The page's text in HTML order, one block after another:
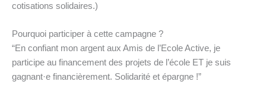
cotisations solidaires.)
Pourquoi participer à cette campagne ?
“En confiant mon argent aux Amis de l’Ecole Active, je
participe au financement des projets de l’école ET je suis
gagnant·e financièrement. Solidarité et épargne !”